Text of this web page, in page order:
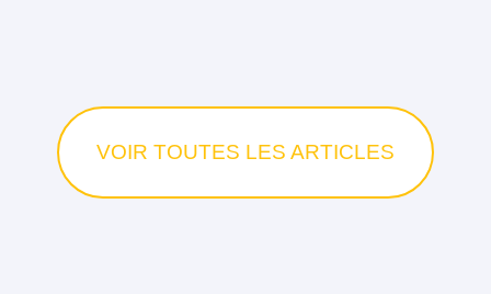
VOIR TOUTES LES ARTICLES